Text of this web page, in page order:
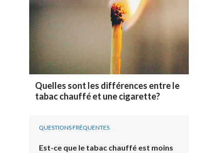
Quelles sont les différences entre le
tabac chauffé et une cigarette?
QUESTIONS FRÉQUENTES
Est-ce que le tabac chauffé est moins